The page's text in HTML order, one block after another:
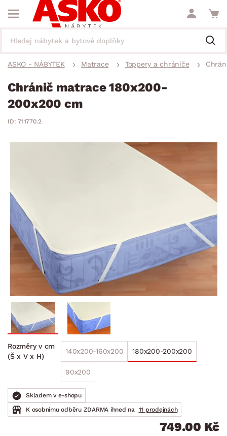
ASKO - NÁBYTEK Matrace Toppery a chrániče
Chránič matrace 180x200-
200x200 cm
ID: 711770.2
Rozměry v cm
(Š x V x H)
140x200-160x200 180x200-200x200
90x200
Skladem v e-shopu
K osobnímu odběru ZDARMA ihned na
11 prodejnách
749.00 Kč